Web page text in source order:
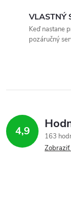
p
r
v
VLASTNÝ
Keď nastane
pozáručný
4,9
163
Zobraziť